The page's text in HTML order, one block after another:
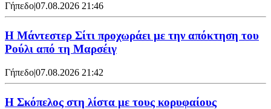
Γήπεδο|07.08.2026 21:46
Η Μάντεστερ Σίτι προχωράει με την απόκτηση του
Ρούλι από τη Μαρσέιγ
Γήπεδο|07.08.2026 21:42
Η Σκόπελος στη λίστα με τους κορυφαίους